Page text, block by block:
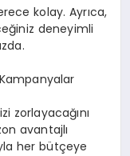
kolay. Ayrıca,
deneyimli
zorlayacağını
avantajlı
her bütçeye